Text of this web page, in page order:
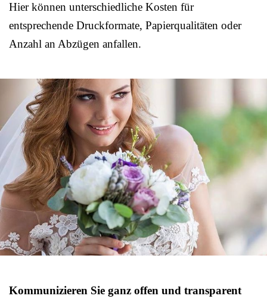
Hier können unterschiedliche Kosten für
entsprechende Druckformate, Papierqualitäten oder
Anzahl an Abzügen anfallen.
Kommunizieren Sie ganz offen und transparent